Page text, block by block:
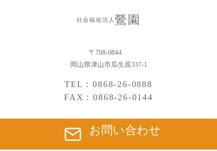
社会福祉法人鶯園
〒708-0844
岡山県津山市瓜生原337-1
TEL：0868-26-0888
FAX：0868-26-0144
お問い合わせ